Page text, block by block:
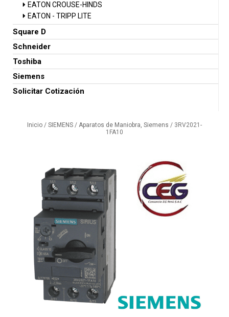
EATON CROUSE-HINDS
EATON - TRIPP LITE
Square D
Schneider
Toshiba
Siemens
Solicitar Cotización
Inicio / SIEMENS / Aparatos de Maniobra, Siemens / 3RV2021-
1FA10